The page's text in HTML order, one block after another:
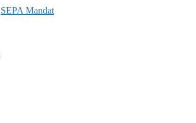
SEPA Mandat